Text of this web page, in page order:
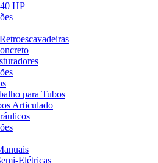
HP
para Tubos
Articulado
Elétricas